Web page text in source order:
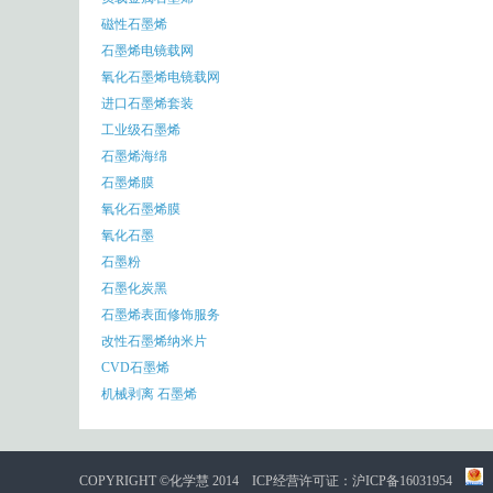
磁性石墨烯
石墨烯电镜载网
氧化石墨烯电镜载网
进口石墨烯套装
工业级石墨烯
石墨烯海绵
石墨烯膜
氧化石墨烯膜
氧化石墨
石墨粉
石墨化炭黑
石墨烯表面修饰服务
改性石墨烯纳米片
CVD石墨烯
机械剥离 石墨烯
COPYRIGHT ©化学慧 2014 ICP经营许可证：沪ICP备16031954